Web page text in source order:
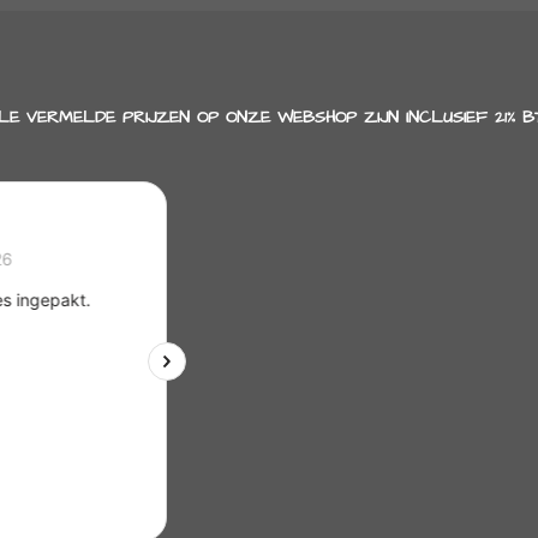
VERMELDE PRIJZEN OP ONZE WEBSHOP ZIJN INCLUSIEF 21%